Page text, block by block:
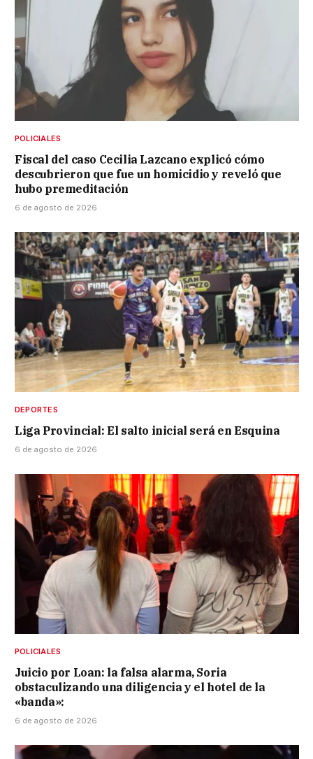
POLICIALES
Fiscal del caso Cecilia Lazcano explicó cómo
descubrieron que fue un homicidio y reveló que
hubo premeditación
6 de agosto de 2026
DEPORTES
Liga Provincial: El salto inicial será en Esquina
6 de agosto de 2026
POLICIALES
Juicio por Loan: la falsa alarma, Soria
obstaculizando una diligencia y el hotel de la
«banda»:
6 de agosto de 2026